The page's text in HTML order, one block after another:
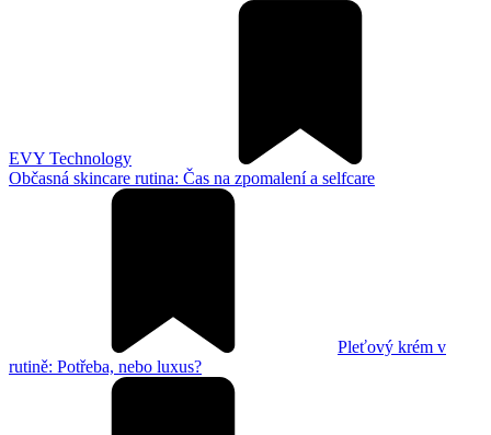
EVY Technology
Občasná skincare rutina: Čas na zpomalení a selfcare
Pleťový krém v
rutině: Potřeba, nebo luxus?